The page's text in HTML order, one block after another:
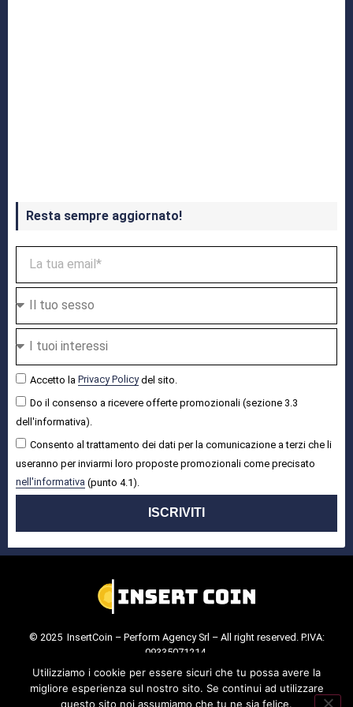
Resta sempre aggiornato!
Accetto la Privacy Policydel sito.
Do il consenso a ricevere offerte promozionali (sezione 3.3
dell'informativa).
Consento al trattamento dei dati per la comunicazione a terzi che li
useranno per inviarmi loro proposte promozionali come precisato
nell'informativa (punto 4.1).
ISCRIVITI
© 2025 InsertCoin – Perform Agency Srl – All right reserved. P.IVA:
09335071214.
Cookie Policy
Privacy Policy.
Utilizziamo i cookie per essere sicuri che tu possa avere la
migliore esperienza sul nostro sito. Se continui ad utilizzare
questo sito noi assumiamo che tu ne sia felice.